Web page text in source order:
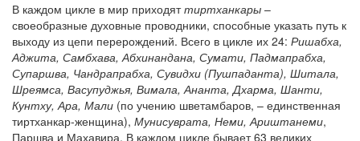
В каждом цикле в мир приходяттиртханкары –
своеобразные духовные проводники, способные указать путь к
выходу из цепи перерождений. Всего в цикле их 24: Ришабха,
Аджита, Самбхава, Абхинандана, Сумати, Падмапрабха,
Супаршва, Чандрапрабха, Сувидхи (Пушпаданта), Шитала,
Шреямса, Васупуджья, Вимала, Ананта, Дхарма, Шанти,
Кунтху, Ара, Мали (по учению шветамбаров, – единственная
тиртханкар-женщина), Мунисуврата, Неми, Ариштанеми,
Паршва и Махавира. В каждом цикле бывает 63 великих